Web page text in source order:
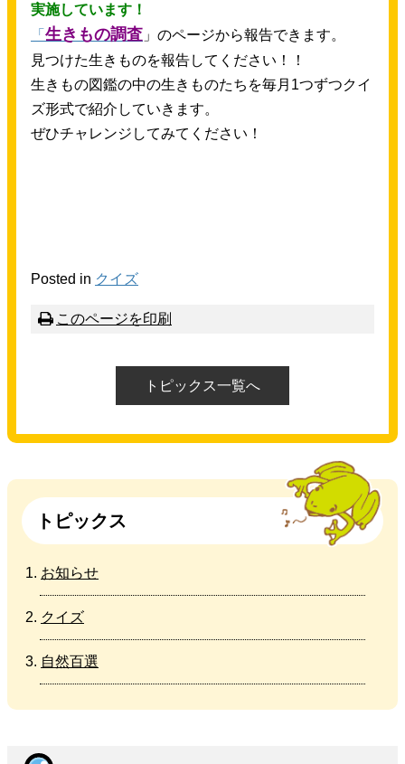
実施しています！
「 生きもの調査 」のページから報告できます。
見つけた生きものを報告してください！！
生きもの図鑑の中の生きものたちを毎月 1つずつクイ
ズ形式で紹介 していきます。
ぜひチャレンジしてみてください！
Posted in クイズ
このページを印刷
トピックス一覧へ
トピックス
お知らせ
クイズ
自然百選